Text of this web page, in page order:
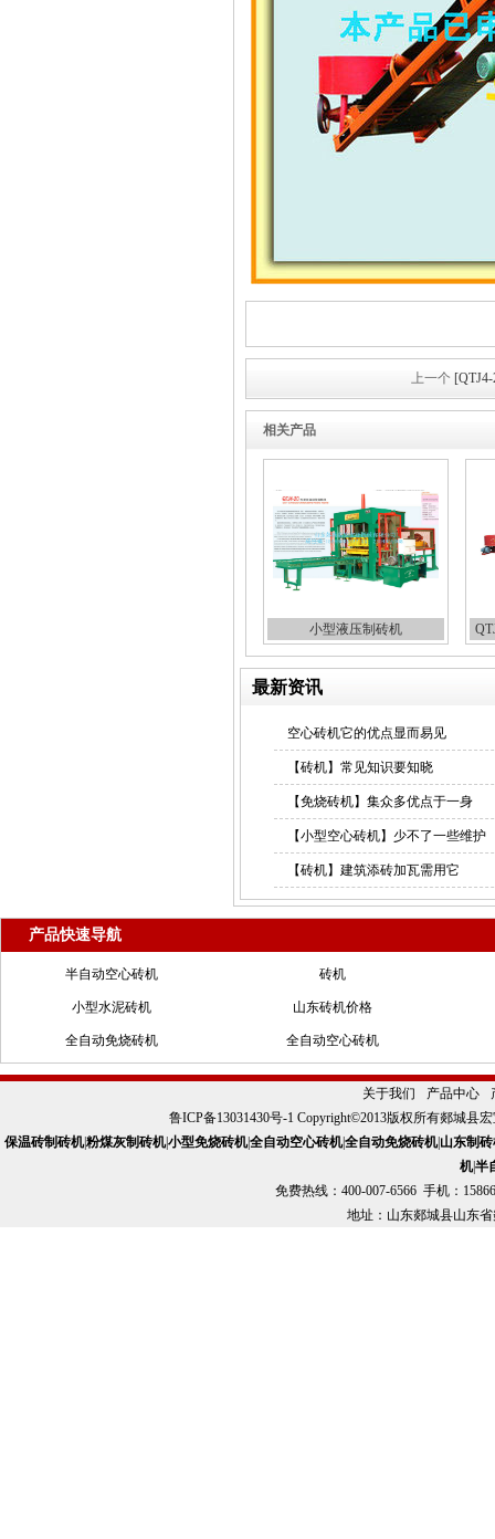
上一个
相关产品
小型液压制砖机
最新资讯
空心砖机它的优点显而易见
【砖机】常见知识要知晓
【免烧砖机】集众多优点于一身
【小型空心砖机】少不了一些维护
【砖机】建筑添砖加瓦需用它
产品快速导航
半自动空心砖机 砖机
小型水泥砖机 山东砖机价格
全自动免烧砖机 全自动空心砖机
小型液压制砖机 山东制砖机机械设备
山东砖机厂 小型空心砖机
关于我们 产品中心
鲁ICP备13031430号-1 Copyright©2013版权所有郯城县
保温砖制砖机|粉煤灰制砖机|小型免烧砖机|全自动空心砖机|全自动免烧砖机|山东制
机|半
免费热线：400-007-6566 手机：
地址：山东郯城县山东